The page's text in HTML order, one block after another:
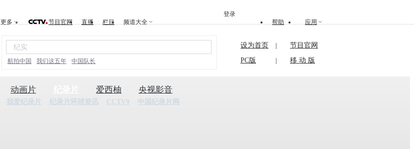
更多 节目官网 直播 栏目 频道大全 帮助 应用
登录
航拍中国 我们这五年 中国队长
设为首页
节目官网
PC版
移 动 版
动画片
我爱纪录片 纪录片环球资讯 CCTV9 中国纪录片网
爱西柚 央视影音